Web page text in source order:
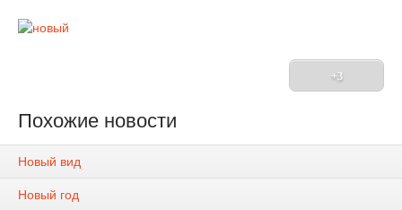
+3
Похожие новости
Новый вид
Новый год